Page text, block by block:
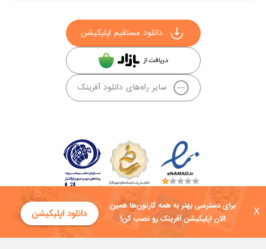
X
دانلود مستقیم اپلیکیشن
سایر راه‌های دانلود آفرینک
کلیه حقوق این سایت به شرکت توسعه فناوی هفت آسمان توکان تعلق دارد و